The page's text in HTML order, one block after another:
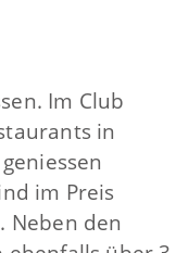
Im Club
in
im Preis
Neben den